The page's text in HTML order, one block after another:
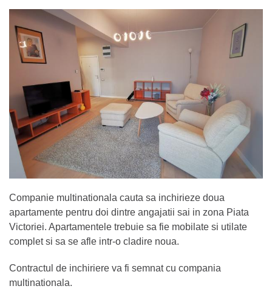
Companie multinationala cauta sa inchirieze doua
apartamente pentru doi dintre angajatii sai in zona Piata
Victoriei. Apartamentele trebuie sa fie mobilate si utilate
complet si sa se afle intr-o cladire noua.
Contractul de inchiriere va fi semnat cu compania
multinationala.